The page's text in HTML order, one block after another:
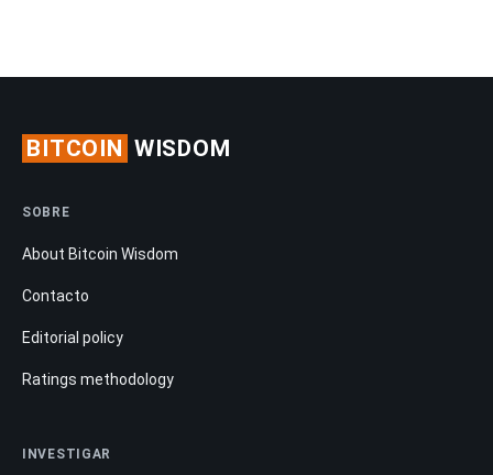
BITCOIN WISDOM
SOBRE
About Bitcoin Wisdom
Contacto
Editorial policy
Ratings methodology
INVESTIGAR